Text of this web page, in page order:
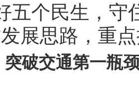
五个民生，守
展思路，重
突破交通第一瓶